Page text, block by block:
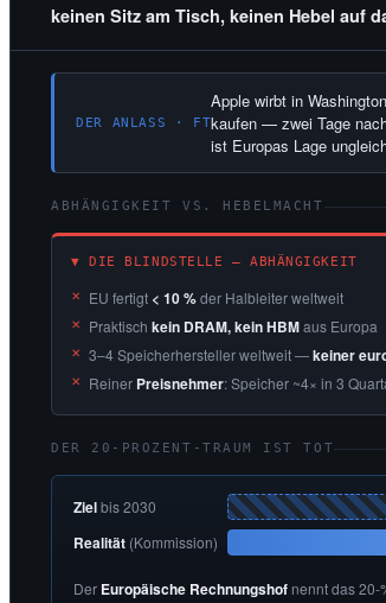
keinen Sitz am Tisch, keinen Hebel auf
DER ANLASS · FT
Apple wirbt in
kaufen — zwei Tage
ist Europas Lage
ABHÄNGIGKEIT VS. HEBELMACHT
▼ DIE BLINDSTELLE — ABHÄNGIGKEIT
EU fertigt < 10 %der Halbleiter weltweit
Praktisch kein DRAM, kein HBMaus Europa
3–4 Speicherhersteller weltweit —keiner
Reiner Preisnehmer: Speicher ~4× in 3
DER 20-PROZENT-TRAUM IST TOT
Zielbis 2030
Realität (Kommission)
Der Europäische Rechnungshof nennt das 20-